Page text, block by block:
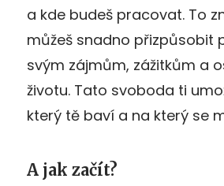
a kde budeš pracovat. To
můžeš snadno přizpůsobit
svým zájmům, zážitkům a
životu. Tato svoboda ti
který tě baví a na který se
A jak začít?